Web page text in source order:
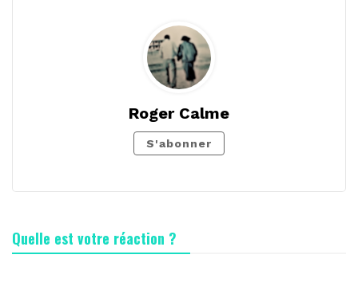
Roger Calme
S'abonner
Quelle est votre réaction ?